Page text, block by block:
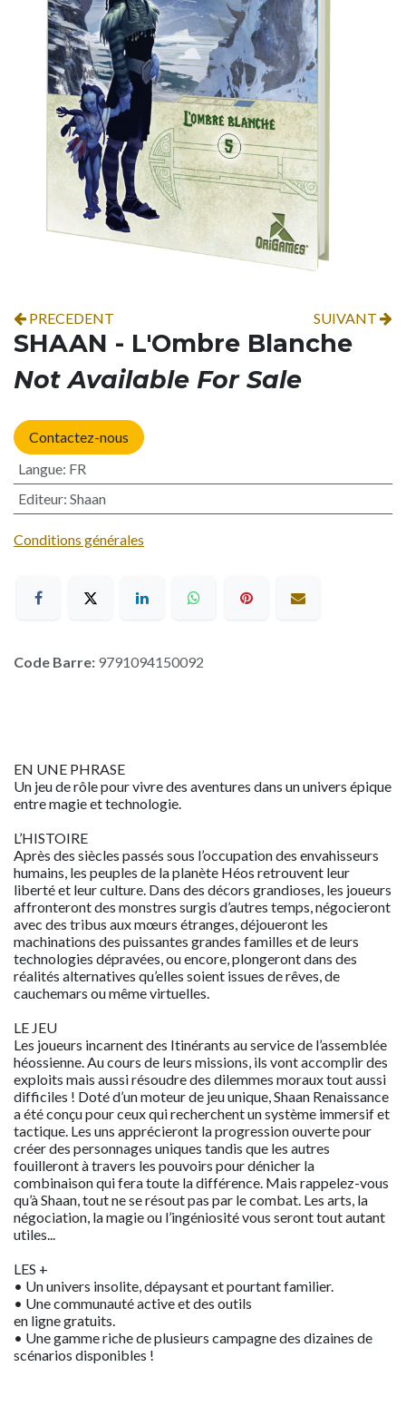
PRECEDENT SUIVANT
SHAAN - L'Ombre Blanche
Not Available For Sale
Contactez-nous
Langue: FR
Editeur: Shaan
Conditions générales
Code Barre: 9791094150092
EN UNE PHRASE
Un jeu de rôle pour vivre des aventures dans un univers épique
entre magie et technologie.
L’HISTOIRE
Après des siècles passés sous l’occupation des envahisseurs
humains, les peuples de la planète Héos retrouvent leur
liberté et leur culture. Dans des décors grandioses, les joueurs
affronteront des monstres surgis d’autres temps, négocieront
avec des tribus aux mœurs étranges, déjoueront les
machinations des puissantes grandes familles et de leurs
technologies dépravées, ou encore, plongeront dans des
réalités alternatives qu’elles soient issues de rêves, de
cauchemars ou même virtuelles.
LE JEU
Les joueurs incarnent des Itinérants au service de l’assemblée
héossienne. Au cours de leurs missions, ils vont accomplir des
exploits mais aussi résoudre des dilemmes moraux tout aussi
difficiles ! Doté d’un moteur de jeu unique, Shaan Renaissance
a été conçu pour ceux qui recherchent un système immersif et
tactique. Les uns apprécieront la progression ouverte pour
créer des personnages uniques tandis que les autres
fouilleront à travers les pouvoirs pour dénicher la
combinaison qui fera toute la différence. Mais rappelez-vous
qu’à Shaan, tout ne se résout pas par le combat. Les arts, la
négociation, la magie ou l’ingéniosité vous seront tout autant
utiles...
LES +
• Un univers insolite, dépaysant et pourtant familier.
• Une communauté active et des outils
en ligne gratuits.
• Une gamme riche de plusieurs campagne des dizaines de
scénarios disponibles !